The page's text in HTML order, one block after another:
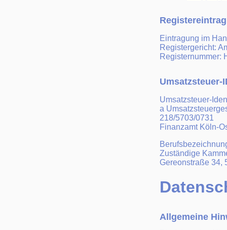
Eintragung im
Registergericht:
Registernummer:
Umsatzsteuer-
Umsatzsteuer-
a
218/5703/0731
Finanzamt Köln-
Zuständige
Gereonstraße 34,
Allgemeine